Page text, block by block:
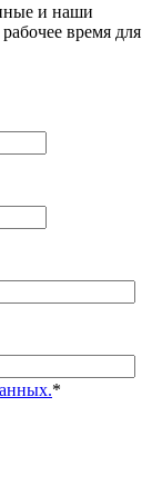
и наши
время для
*